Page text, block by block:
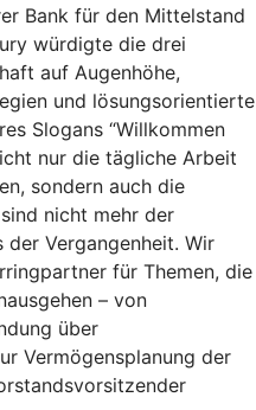
Bank für den Mittelstand
würdigte die drei
auf Augenhöhe,
und lösungsorientierte
Slogans “Willkommen
nur die tägliche Arbeit
sondern auch die
nicht mehr der
Vergangenheit. Wir
für Themen, die
– von
über
Vermögensplanung der